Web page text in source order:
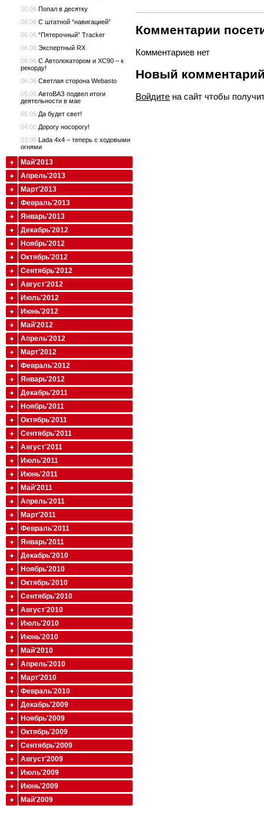
Комментарии
Комментариев нет
Новый
Войдите на сайт чтобы
10.06 Попал в десятку
08.06 С штатной “навигацией”
06.06 “Пятерочный” Tracker
06.06 Экспертный RX
06.06 С Автолокатором и XC90 – к
рекорду!
06.06 Светлая сторона Webasto
05.06 АвтоВАЗ подвел итоги
деятельности в мае
05.06 Да будет свет!
04.06 Дорогу носорогу!
03.06 Lada 4x4 – теперь с ходовыми
огнями
Май'2013
Апрель'2013
Март'2013
Февраль'2013
Январь'2013
Декабрь'2012
Ноябрь'2012
Октябрь'2012
Сентябрь'2012
Август'2012
Июль'2012
Июнь'2012
Май'2012
Апрель'2012
Март'2012
Февраль'2012
Январь'2012
Декабрь'2011
Ноябрь'2011
Октябрь'2011
Сентябрь'2011
Август'2011
Июль'2011
Июнь'2011
Май'2011
Апрель'2011
Март'2011
Февраль'2011
Январь'2011
Декабрь'2010
Ноябрь'2010
Октябрь'2010
Сентябрь'2010
Август'2010
Июль'2010
Июнь'2010
Май'2010
Апрель'2010
Март'2010
Февраль'2010
Декабрь'2009
Ноябрь'2009
Октябрь'2009
Сентябрь'2009
Август'2009
Июль'2009
Июнь'2009
Май'2009